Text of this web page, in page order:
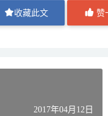
收藏此文 赞
2017年04月12日